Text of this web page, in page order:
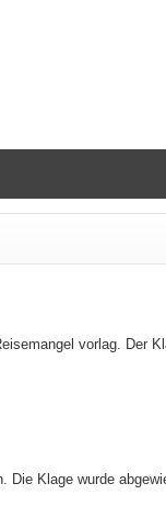
vorlag. Der
Die Klage wurde